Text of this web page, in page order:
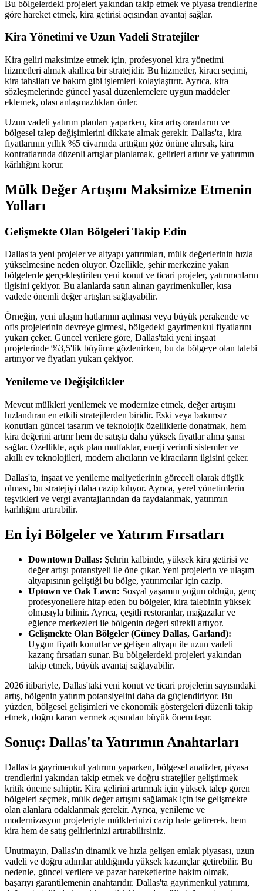
Bu bölgelerdeki projeleri yakından takip etmek ve piyasa trendlerine
göre hareket etmek, kira getirisi açısından avantaj sağlar.
Kira Yönetimi ve Uzun Vadeli Stratejiler
Kira geliri maksimize etmek için, profesyonel kira yönetimi
hizmetleri almak akıllıca bir stratejidir. Bu hizmetler, kiracı seçimi,
kira tahsilatı ve bakım gibi işlemleri kolaylaştırır. Ayrıca, kira
sözleşmelerinde güncel yasal düzenlemelere uygun maddeler
eklemek, olası anlaşmazlıkları önler.
Uzun vadeli yatırım planları yaparken, kira artış oranlarını ve
bölgesel talep değişimlerini dikkate almak gerekir. Dallas'ta, kira
fiyatlarının yıllık %5 civarında arttığını göz önüne alırsak, kira
kontratlarında düzenli artışlar planlamak, gelirleri artırır ve yatırımın
kârlılığını korur.
Mülk Değer Artışını Maksimize Etmenin
Yolları
Gelişmekte Olan Bölgeleri Takip Edin
Dallas'ta yeni projeler ve altyapı yatırımları, mülk değerlerinin hızla
yükselmesine neden oluyor. Özellikle, şehir merkezine yakın
bölgelerde gerçekleştirilen yeni konut ve ticari projeler, yatırımcıların
ilgisini çekiyor. Bu alanlarda satın alınan gayrimenkuller, kısa
vadede önemli değer artışları sağlayabilir.
Örneğin, yeni ulaşım hatlarının açılması veya büyük perakende ve
ofis projelerinin devreye girmesi, bölgedeki gayrimenkul fiyatlarını
yukarı çeker. Güncel verilere göre, Dallas'taki yeni inşaat
projelerinde %3,5'lik büyüme gözlenirken, bu da bölgeye olan talebi
artırıyor ve fiyatları yukarı çekiyor.
Yenileme ve Değişiklikler
Mevcut mülkleri yenilemek ve modernize etmek, değer artışını
hızlandıran en etkili stratejilerden biridir. Eski veya bakımsız
konutları güncel tasarım ve teknolojik özelliklerle donatmak, hem
kira değerini artırır hem de satışta daha yüksek fiyatlar alma şansı
sağlar. Özellikle, açık plan mutfaklar, enerji verimli sistemler ve
akıllı ev teknolojileri, modern alıcıların ve kiracıların ilgisini çeker.
Dallas'ta, inşaat ve yenileme maliyetlerinin göreceli olarak düşük
olması, bu stratejiyi daha cazip kılıyor. Ayrıca, yerel yönetimlerin
teşvikleri ve vergi avantajlarından da faydalanmak, yatırımın
karlılığını artırabilir.
En İyi Bölgeler ve Yatırım Fırsatları
Downtown Dallas: Şehrin kalbinde, yüksek kira getirisi ve
değer artışı potansiyeli ile öne çıkar. Yeni projelerin ve ulaşım
altyapısının geliştiği bu bölge, yatırımcılar için cazip.
Uptown ve Oak Lawn: Sosyal yaşamın yoğun olduğu, genç
profesyonellere hitap eden bu bölgeler, kira talebinin yüksek
olmasıyla bilinir. Ayrıca, çeşitli restoranlar, mağazalar ve
eğlence merkezleri ile bölgenin değeri sürekli artıyor.
Gelişmekte Olan Bölgeler (Güney Dallas, Garland):
Uygun fiyatlı konutlar ve gelişen altyapı ile uzun vadeli
kazanç fırsatları sunar. Bu bölgelerdeki projeleri yakından
takip etmek, büyük avantaj sağlayabilir.
2026 itibariyle, Dallas'taki yeni konut ve ticari projelerin sayısındaki
artış, bölgenin yatırım potansiyelini daha da güçlendiriyor. Bu
yüzden, bölgesel gelişimleri ve ekonomik göstergeleri düzenli takip
etmek, doğru kararı vermek açısından büyük önem taşır.
Sonuç: Dallas'ta Yatırımın Anahtarları
Dallas'ta gayrimenkul yatırımı yaparken, bölgesel analizler, piyasa
trendlerini yakından takip etmek ve doğru stratejiler geliştirmek
kritik öneme sahiptir. Kira gelirini artırmak için yüksek talep gören
bölgeleri seçmek, mülk değer artışını sağlamak için ise gelişmekte
olan alanlara odaklanmak gerekir. Ayrıca, yenileme ve
modernizasyon projeleriyle mülklerinizi cazip hale getirerek, hem
kira hem de satış gelirlerinizi artırabilirsiniz.
Unutmayın, Dallas'ın dinamik ve hızla gelişen emlak piyasası, uzun
vadeli ve doğru adımlar atıldığında yüksek kazançlar getirebilir. Bu
nedenle, güncel verilere ve pazar hareketlerine hakim olmak,
başarıyı garantilemenin anahtarıdır. Dallas'ta gayrimenkul yatırımı,